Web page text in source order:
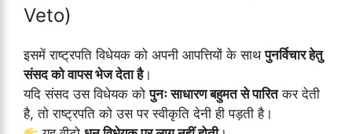
Veto)
इसमें राष्ट्रपति विधेयक को अपनी आपत्तियों के साथपुनर्विचार हेतु
संसद को वापस भेज देता है।
यदि संसद उस विधेयक कोपुनः साधारण बहुमत से पारितकर देती
है, तो राष्ट्रपति को उस पर स्वीकृति देनी ही पड़ती है।